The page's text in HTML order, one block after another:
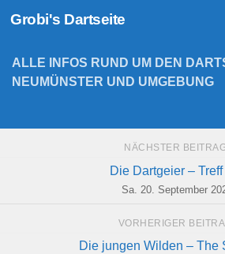
Zum Inhalt springen
Grobi's Dartseite
ALLE INFOS RUND UM DEN
NEUMÜNSTER UND UMGEBUNG
NÄCHSTER
Die Dartgeier –
Sa. 20. September
VORHERIGER
Die jungen Wilden – The